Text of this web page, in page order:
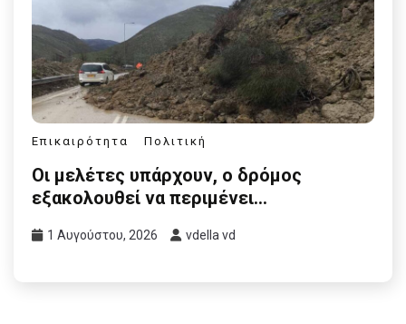
Επικαιρότητα Πολιτική
Οι μελέτες υπάρχουν, ο δρόμος
εξακολουθεί να περιμένει…
1 Αυγούστου, 2026 vdella vd